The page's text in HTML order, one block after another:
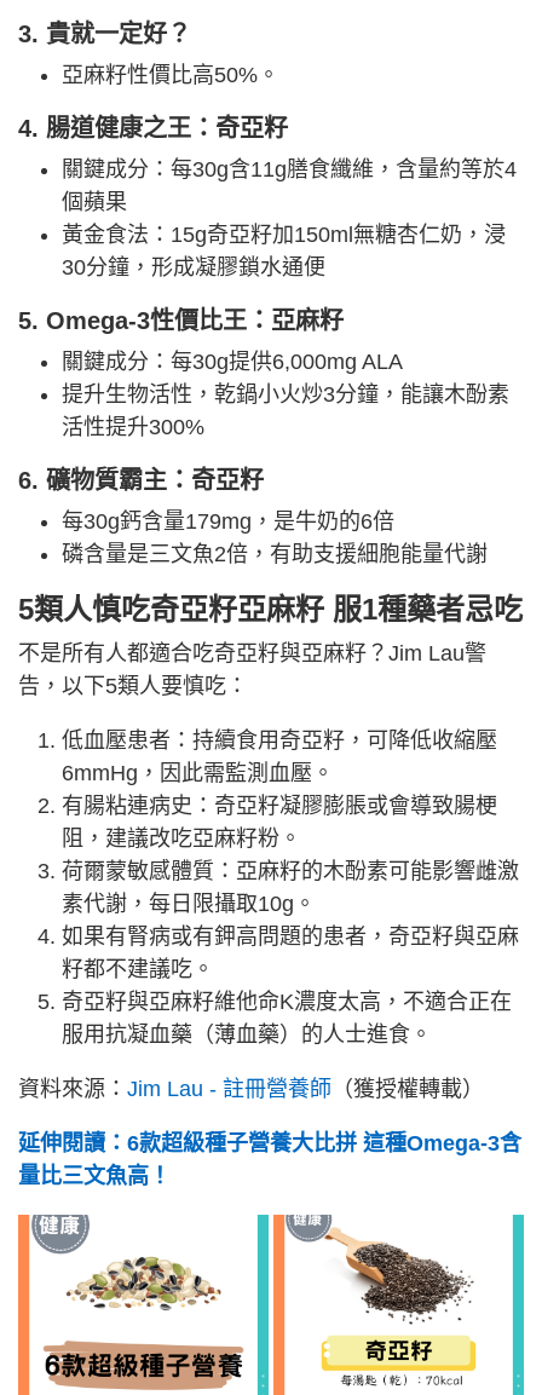
3. 貴就一定好？
亞麻籽性價比高50%。
4. 腸道健康之王：奇亞籽
關鍵成分：每30g含11g膳食纖維，含量約等於4
個蘋果
黃金食法：15g奇亞籽加150ml無糖杏仁奶，浸
30分鐘，形成凝膠鎖水通便
5. Omega-3性價比王：亞麻籽
關鍵成分：每30g提供6,000mg ALA
提升生物活性，乾鍋小火炒3分鐘，能讓木酚素
活性提升300%
6. 礦物質霸主：奇亞籽
每30g鈣含量179mg，是牛奶的6倍
磷含量是三文魚2倍，有助支援細胞能量代謝
5類人慎吃奇亞籽亞麻籽 服1種藥者忌吃
不是所有人都適合吃奇亞籽與亞麻籽？Jim Lau警
告，以下5類人要慎吃：
低血壓患者：持續食用奇亞籽，可降低收縮壓
6mmHg，因此需監測血壓。
有腸粘連病史：奇亞籽凝膠膨脹或會導致腸梗
阻，建議改吃亞麻籽粉。
荷爾蒙敏感體質：亞麻籽的木酚素可能影響雌激
素代謝，每日限攝取10g。
如果有腎病或有鉀高問題的患者，奇亞籽與亞麻
籽都不建議吃。
奇亞籽與亞麻籽維他命K濃度太高，不適合正在
服用抗凝血藥（薄血藥）的人士進食。
資料來源： Jim Lau - 註冊營養師 （獲授權轉載）
延伸閱讀：6款超級種子營養大比拼 這種Omega-3含
量比三文魚高！